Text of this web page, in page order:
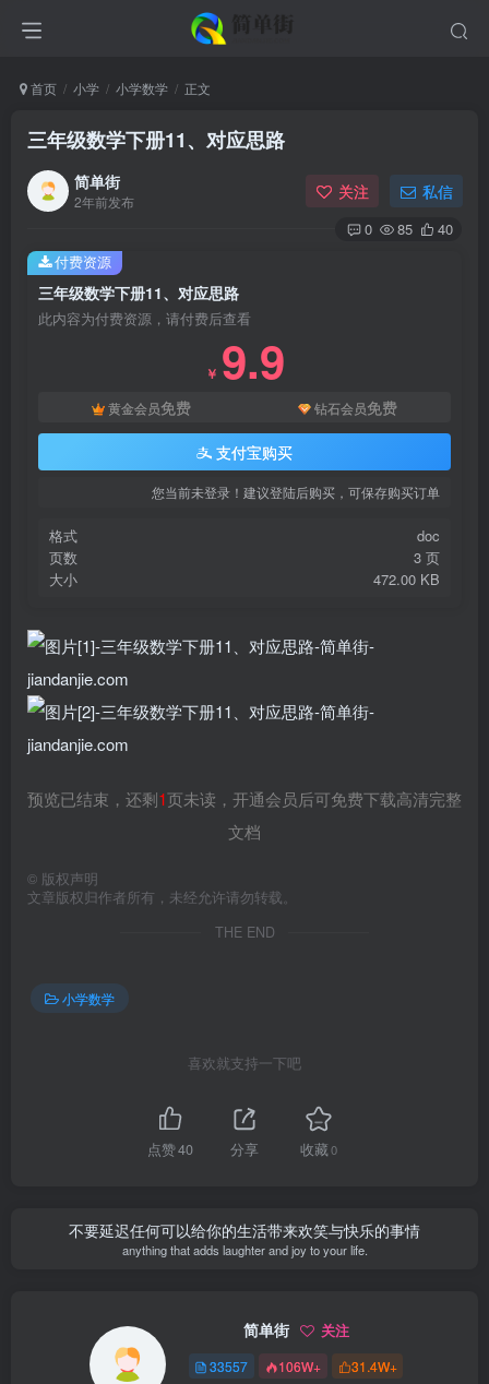
首页 小学 小学数学 正文
三年级数学下册11、对应思路
简单街
2年前发布 关注 私信
0 85 40
三年级数学下册11、对应思路
此内容为付费资源，请付费后查看
￥ 9.9
黄金会员免费 钻石会员免费
支付宝购买
您当前未登录！建议登陆后购买，可保存购买订单
格式
doc
页数
3 页
大小
472.00 KB
付费资源
预览已结束，还剩1页未读，开通会员后可免费下载高清完整
文档
© 版权声明
文章版权归作者所有，未经允许请勿转载。
THE END
小学数学
喜欢就支持一下吧
点赞40 分享 收藏0
不要延迟任何可以给你的生活带来欢笑与快乐的事情
anything that adds laughter and joy to your life.
简单街 关注
33557 106W+ 31.4W+